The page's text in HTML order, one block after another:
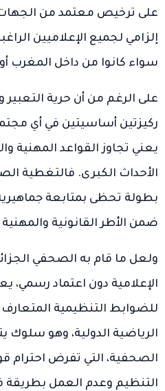
على ترخيص معتمد من
إلزامي لجميع الإعلاميين
سواء كانوا من داخل المغرب
على الرغم من أن حرية
ركيزتين أساسيتين في أي
يعني تجاوز القواعد المهنية
الأحداث الكبرى. فالتغطية
بطولة تحظى بمتابعة
ضمن الأطر القانونية
ولعل ما قام به الصحفي
الإعلامية دون اعتماد رسمي،
للضوابط التنظيمية
الرياضية الدولية، وهو سلوك
الصحفية، التي تفرض احترام
التنظيم وعدم العمل بطريقة